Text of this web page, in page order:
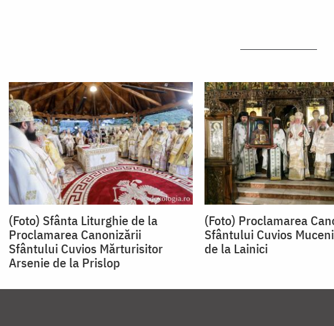
(Foto) Sfânta Liturghie de la
Proclamarea Canonizării
Sfântului Cuvios Mărturisitor
Arsenie de la Prislop
(Foto) Proclamarea
Sfântului Cuvios
de la Lainici